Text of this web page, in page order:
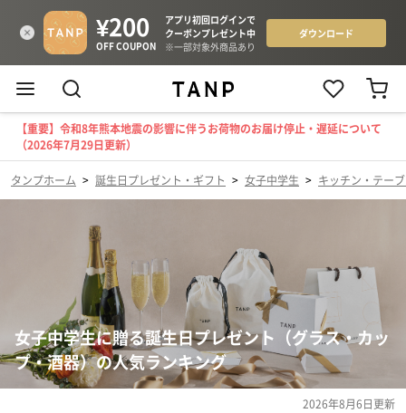
【重要】令和8年熊本地震の影響に伴うお荷物のお届け停止・遅延について
（2026年7月29日更新）
タンプホーム > 誕生日プレゼント・ギフト > 女子中学生 > キッチン・テー
女子中学生に贈る誕生日プレゼント（グラス・カッ
プ・酒器）の人気ランキング
2026年8月6日更新